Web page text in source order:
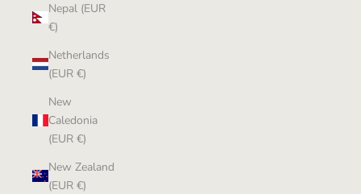
Nepal (EUR
€)
Netherlands
(EUR €)
New
Caledonia
(EUR €)
New Zealand
(EUR €)